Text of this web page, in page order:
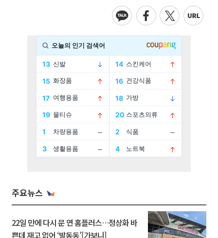
주요뉴스
22일 만에 다시 문 연 홈플러스…정상화 바
쁜데 재고 없어 ‘발동동’[가보니]